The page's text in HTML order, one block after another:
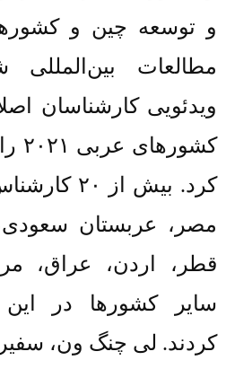
و توسعه چین و
مطالعات بین‌المللی
ویدئویی کارشناسان
کشورهای عربی ۲۰۲۱ را
کرد. بیش از ۲۰
مصر، عربستان سعودی،
قطر، اردن، عراق،
سایر کشورها در
کردند. لی چنگ ون،